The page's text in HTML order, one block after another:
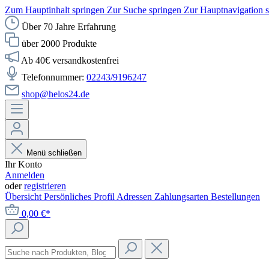
Zum Hauptinhalt springen Zur Suche springen Zur Hauptnavigation
Über 70 Jahre Erfahrung
über 2000 Produkte
Ab 40€ versandkostenfrei
Telefonnummer: 02243/9196247
shop@helos24.de
Menü schließen
Ihr Konto
Anmelden
oderregistrieren
Übersicht Persönliches Profil Adressen Zahlungsarten Bestellungen
0,00 €*